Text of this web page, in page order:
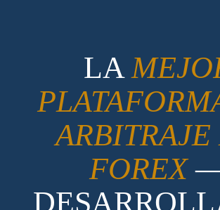
LA
ARBITRAJE
FOREX